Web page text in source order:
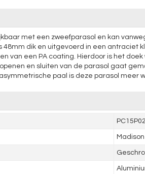
met een zweefparasol en kan
48mm dik en uitgevoerd in een antraciet
van een PA coating. Hierdoor is het
en sluiten van de parasol gaat
paal is deze parasol meer